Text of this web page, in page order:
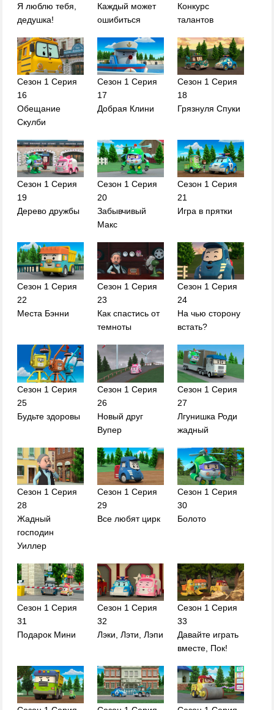
Я люблю тебя,
дедушка!
Каждый может
ошибиться
Конкурс
талантов
Сезон 1 Серия
16
Обещание
Скулби
Сезон 1 Серия
17
Добрая Клини
Сезон 1 Серия
18
Грязнуля Спуки
Сезон 1 Серия
19
Дерево дружбы
Сезон 1 Серия
20
Забывчивый
Макс
Сезон 1 Серия
21
Игра в прятки
Сезон 1 Серия
22
Места Бэнни
Сезон 1 Серия
23
Как спастись от
темноты
Сезон 1 Серия
24
На чью сторону
встать?
Сезон 1 Серия
25
Будьте здоровы
Сезон 1 Серия
26
Новый друг
Вупер
Сезон 1 Серия
27
Лгунишка Роди
жадный
Сезон 1 Серия
28
Жадный
господин
Уиллер
Сезон 1 Серия
29
Все любят цирк
Сезон 1 Серия
30
Болото
Сезон 1 Серия
31
Подарок Мини
Сезон 1 Серия
32
Лэки, Лэти, Лэпи
Сезон 1 Серия
33
Давайте играть
вместе, Пок!